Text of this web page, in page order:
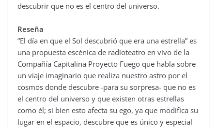
descubrir que no es el centro del universo.
Reseña
“El día en que el Sol descubrió que era una estrella” es
una propuesta escénica de radioteatro en vivo de la
Compañía Capitalina Proyecto Fuego que habla sobre
un viaje imaginario que realiza nuestro astro por el
cosmos donde descubre -para su sorpresa- que no es
el centro del universo y que existen otras estrellas
como él; si bien esto afecta su ego, ya que modifica su
lugar en el espacio, descubre que es único y especial